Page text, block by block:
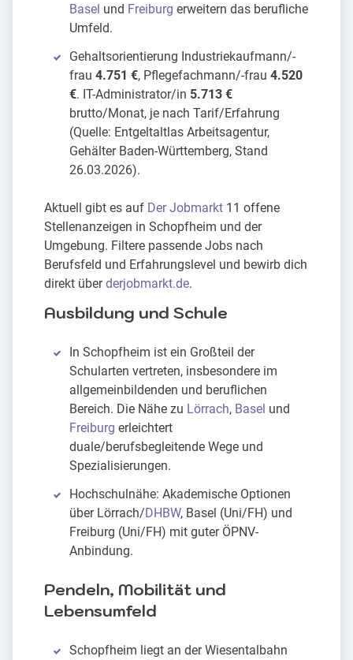
Basel und Freiburg erweitern das berufliche
Umfeld.
Gehaltsorientierung Industriekaufmann/-
frau 4.751 €, Pflegefachmann/-frau 4.520
€. IT-Administrator/in 5.713 €
brutto/Monat, je nach Tarif/Erfahrung
(Quelle: Entgeltaltlas Arbeitsagentur,
Gehälter Baden-Württemberg, Stand
26.03.2026).
Aktuell gibt es auf Der Jobmarkt 11 offene
Stellenanzeigen in Schopfheim und der
Umgebung. Filtere passende Jobs nach
Berufsfeld und Erfahrungslevel und bewirb dich
direkt überderjobmarkt.de.
Ausbildung und Schule
In Schopfheim ist ein Großteil der
Schularten vertreten, insbesondere im
allgemeinbildenden und beruflichen
Bereich. Die Nähe zu Lörrach, Basel und
Freiburg erleichtert
duale/berufsbegleitende Wege und
Spezialisierungen.
Hochschulnähe: Akademische Optionen
über Lörrach/DHBW, Basel (Uni/FH) und
Freiburg (Uni/FH) mit guter ÖPNV-
Anbindung.
Pendeln, Mobilität und
Lebensumfeld
Schopfheim liegt an der Wiesentalbahn